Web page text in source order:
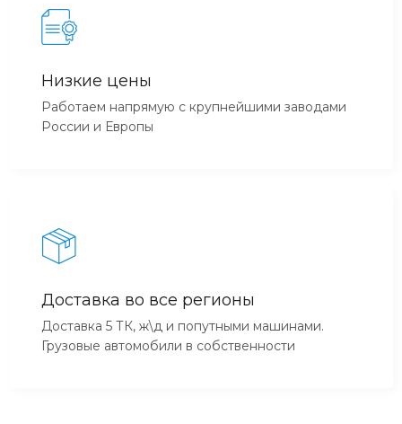
Низкие цены
Работаем напрямую с крупнейшими заводами
России и Европы
Доставка во все регионы
Доставка 5 ТК, ж\д и попутными машинами.
Грузовые автомобили в собственности